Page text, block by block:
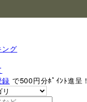
グ
録 で500円分ﾎﾟｲﾝﾄ進呈！